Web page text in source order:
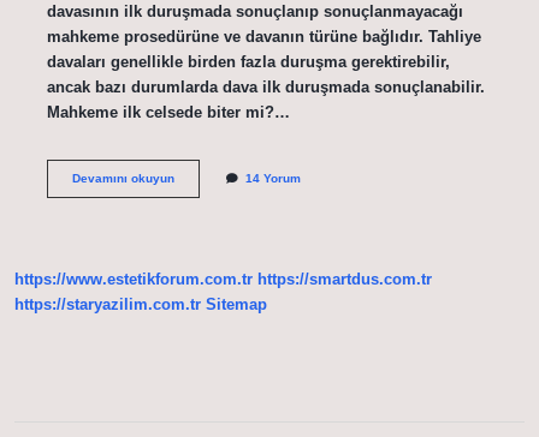
davasının ilk duruşmada sonuçlanıp sonuçlanmayacağı
mahkeme prosedürüne ve davanın türüne bağlıdır. Tahliye
davaları genellikle birden fazla duruşma gerektirebilir,
ancak bazı durumlarda dava ilk duruşmada sonuçlanabilir.
Mahkeme ilk celsede biter mi?…
Devamını okuyunIlk
14 Yorum
https://www.estetikforum.com.tr https://smartdus.com.tr
https://staryazilim.com.tr Sitemap